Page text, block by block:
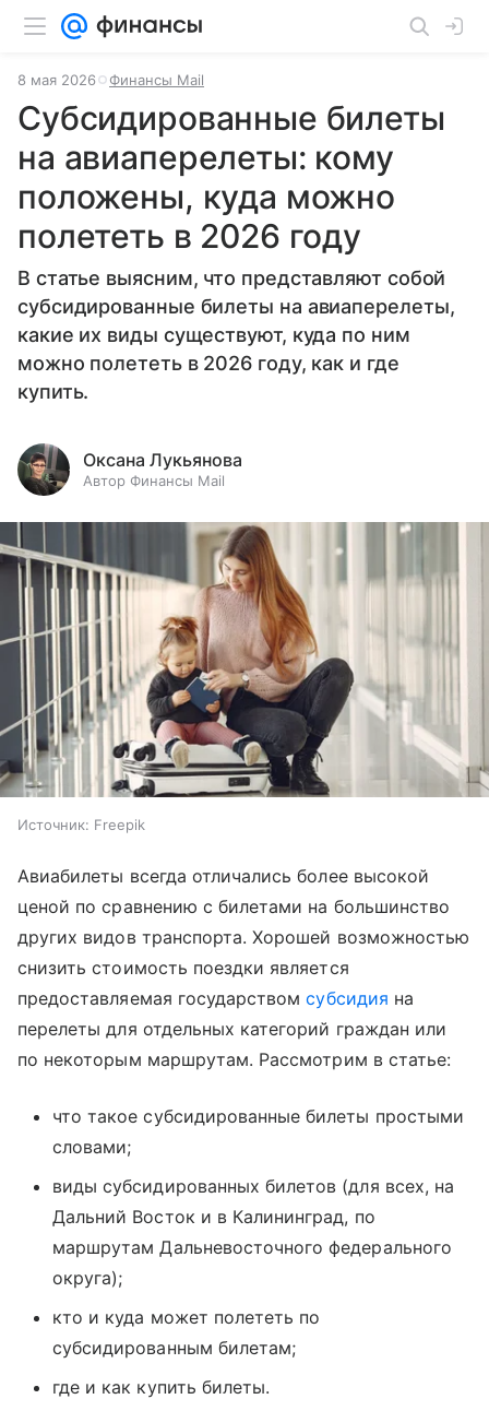
8 мая 2026 Финансы Mail
Субсидированные билеты
на авиаперелеты: кому
положены, куда можно
полететь в 2026 году
В статье выясним, что представляют собой
субсидированные билеты на авиаперелеты,
какие их виды существуют, куда по ним
можно полететь в 2026 году, как и где
купить.
Оксана Лукьянова
Автор Финансы Mail
Источник: Freepik
Авиабилеты всегда отличались более высокой
ценой по сравнению с билетами на большинство
других видов транспорта. Хорошей возможностью
снизить стоимость поездки является
предоставляемая государствомсубсидия на
перелеты для отдельных категорий граждан или
по некоторым маршрутам. Рассмотрим в статье:
что такое субсидированные билеты простыми
словами;
виды субсидированных билетов (для всех, на
Дальний Восток и в Калининград, по
маршрутам Дальневосточного федерального
округа);
кто и куда может полететь по
субсидированным билетам;
где и как купить билеты.